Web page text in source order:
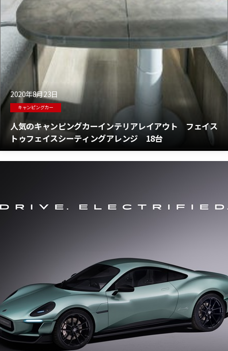
2020年8月23日
キャンピングカー
人気のキャンピングカーインテリアレイアウト フェイス
トゥフェイスシーティングアレンジ 18台